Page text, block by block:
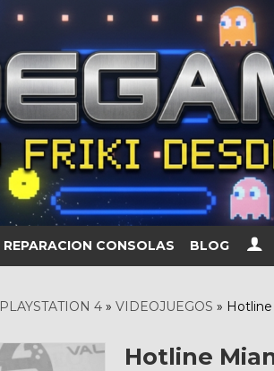
REPARACION CONSOLAS BLOG
PLAYSTATION 4» VIDEOJUEGOS »
Hotline